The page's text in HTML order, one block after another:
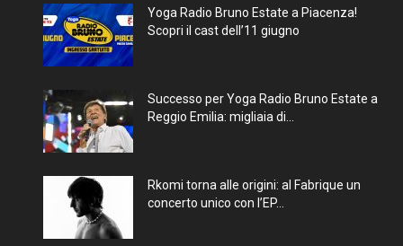
Yoga Radio Bruno Estate a Piacenza!
Scopri il cast dell’11 giugno
Successo per Yoga Radio Bruno Estate a
Reggio Emilia: migliaia di...
Rkomi torna alle origini: al Fabrique un
concerto unico con l’EP...